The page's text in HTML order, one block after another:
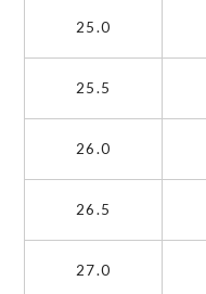
25.0
25.5
26.0
26.5
27.0